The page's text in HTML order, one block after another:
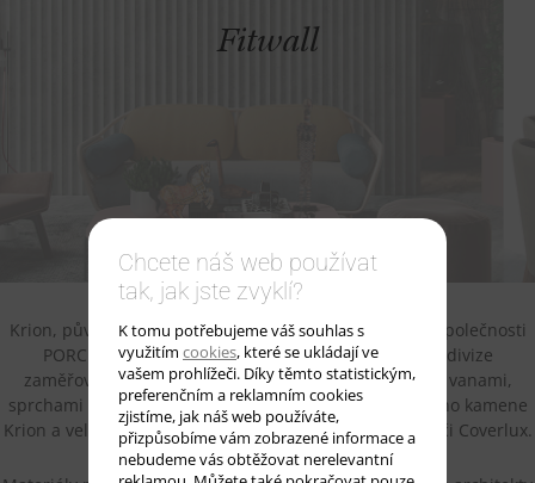
Fitwall
Krion, původně Systempool, je v pořadí čtvrtou divizí společnosti
PORCELANOSA Grupo. Zatímco v minulosti se tato divize
zaměřovala na celou škálu produktů v čele s vířivými vanami,
sprchami apod., nyní se specializuje na výrobu umělého kamene
Krion a velkoformátových dekorativních panelů Fitwall či Coverlux.
Chcete náš web používat
tak, jak jste zvyklí?
K tomu potřebujeme váš souhlas s
využitím cookies, které se ukládají ve
vašem prohlížeči. Díky těmto statistickým,
preferenčním a reklamním cookies
zjistíme, jak náš web používáte,
přizpůsobíme vám zobrazené informace a
nebudeme vás obtěžovat nerelevantní